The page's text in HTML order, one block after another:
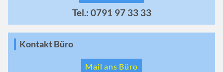
Tel.: 0791 97 33 33
Kontakt Büro
Mail ans Büro